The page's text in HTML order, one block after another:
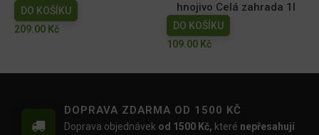
DO KOŠÍKU
209.00 Kč
hnojivo Celá zahrada 1l
DO KOŠÍKU
109.00 Kč
DOPRAVA ZDARMA OD 1500 KČ
Doprava objednávek od 1500 Kč, které nepřesahují